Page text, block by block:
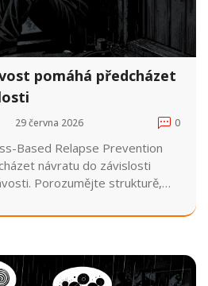
pomáhá předcházet
29 června 2026 0
Based Relapse Prevention
návratu do závislosti
Porozumějte strukturě,